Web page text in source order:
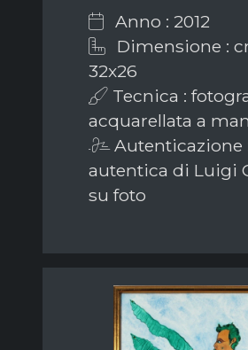
Anno : 2012
Dimensione :
32x26
Tecnica :
acquarellata a
Autenticazione
autentica di Luigi
su foto